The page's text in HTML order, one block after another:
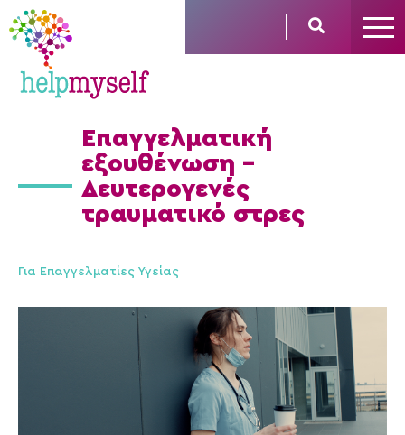
Επαγγελματική
εξουθένωση –
Δευτερογενές
τραυματικό στρες
Για Επαγγελματίες Υγείας